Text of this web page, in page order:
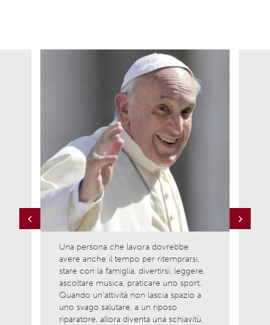
Una persona che lavora dovrebbe
avere anche il tempo per ritemprarsi,
stare con la famiglia, divertirsi, leggere,
ascoltare musica, praticare uno sport.
Quando un’attività non lascia spazio a
uno svago salutare, a un riposo
riparatore, allora diventa una schiavitù.
Previous